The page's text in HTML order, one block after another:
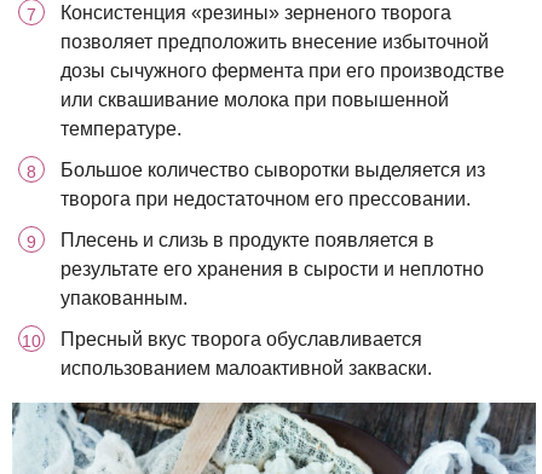
Консистенция «резины» зерненого творога
позволяет предположить внесение избыточной
дозы сычужного фермента при его производстве
или сквашивание молока при повышенной
температуре.
Большое количество сыворотки выделяется из
творога при недостаточном его прессовании.
Плесень и слизь в продукте появляется в
результате его хранения в сырости и неплотно
упакованным.
Пресный вкус творога обуславливается
использованием малоактивной закваски.